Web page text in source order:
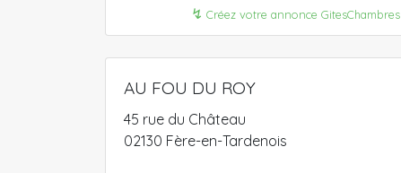
↯ Créez votre annonce GitesChambres
AU FOU DU ROY
45 rue du Château
02130 Fère-en-Tardenois